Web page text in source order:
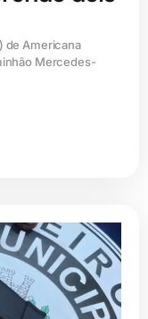
de Americana
Mercedes-